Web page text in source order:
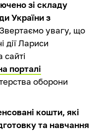
зі складу
України з
увагу, що
дії Лариси
сайті
порталі
оборони
кошти, які
та навчання